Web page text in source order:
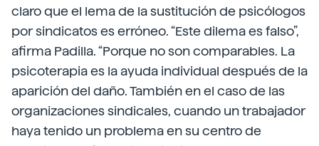
claro que el lema de la sustitución de psicólogos
por sindicatos es erróneo. “Este dilema es falso”,
afirma Padilla. “Porque no son comparables. La
psicoterapia es la ayuda individual después de la
aparición del daño. También en el caso de las
organizaciones sindicales, cuando un trabajador
haya tenido un problema en su centro de